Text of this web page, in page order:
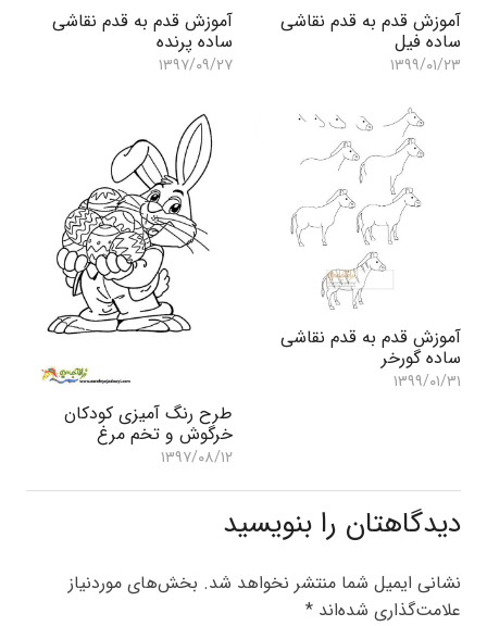
آموزش قدم به قدم نقاشی
ساده فیل
۱۳۹۹/۰۱/۲۳
آموزش قدم به قدم نقاشی
ساده پرنده
۱۳۹۷/۰۹/۲۷
آموزش قدم به قدم نقاشی
ساده گورخر
۱۳۹۹/۰۱/۳۱
طرح رنگ آمیزی کودکان
خرگوش و تخم مرغ
۱۳۹۷/۰۸/۱۲
دیدگاهتان را بنویسید
نشانی ایمیل شما منتشر نخواهد شد. بخش‌های موردنیاز
علامت‌گذاری شده‌اند *